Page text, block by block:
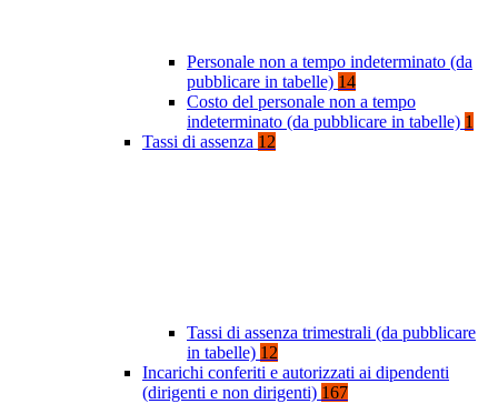
Personale non a tempo indeterminato (da
pubblicare in tabelle) 14
Costo del personale non a tempo
indeterminato (da pubblicare in tabelle) 1
Tassi di assenza 12
Tassi di assenza trimestrali (da pubblicare
in tabelle) 12
Incarichi conferiti e autorizzati ai dipendenti
(dirigenti e non dirigenti) 167